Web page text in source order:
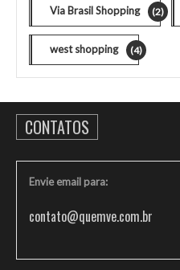
Via Brasil Shopping (2)
west shopping (4)
CONTATOS
Envie email para:
contato@quemve.com.br